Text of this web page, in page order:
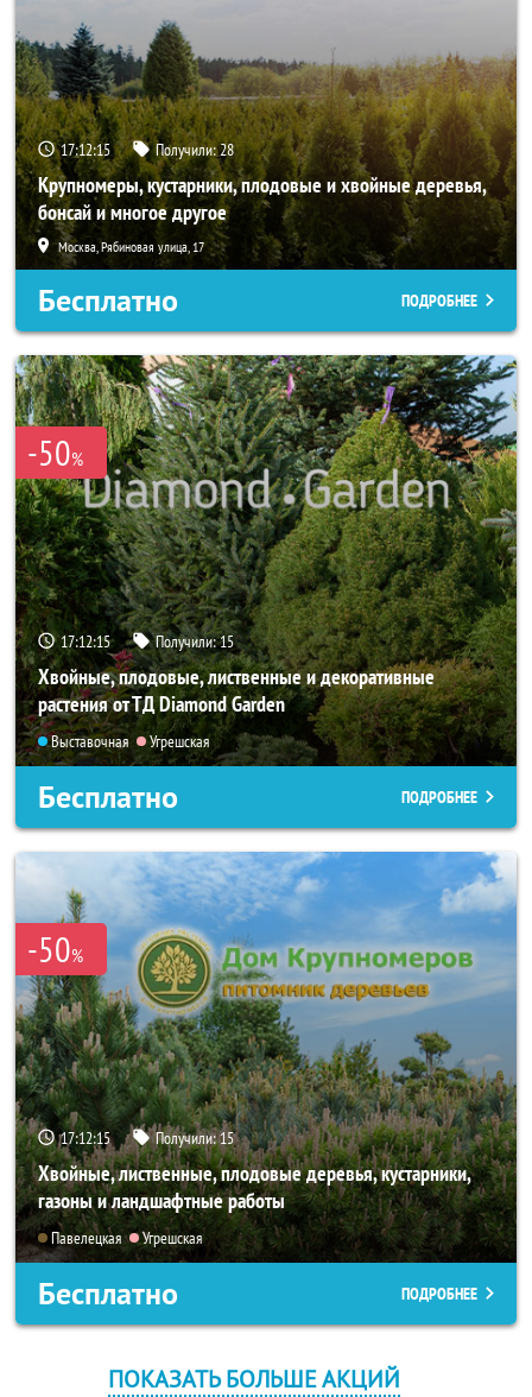
17:12:14 Получили:28
Крупномеры, кустарники, плодовые и хвойные деревья,
бонсай и многое другое
Москва, Рябиновая улица, 17
Бесплатно ПОДРОБНЕЕ
-50%
17:12:14 Получили:15
Хвойные, плодовые, лиственные и декоративные
растения от ТД Diamond Garden
Выставочная Угрешская
Бесплатно ПОДРОБНЕЕ
-50%
17:12:14 Получили:15
Хвойные, лиственные, плодовые деревья, кустарники,
газоны и ландшафтные работы
Павелецкая Угрешская
Бесплатно ПОДРОБНЕЕ
ПОКАЗАТЬ БОЛЬШЕ АКЦИЙ